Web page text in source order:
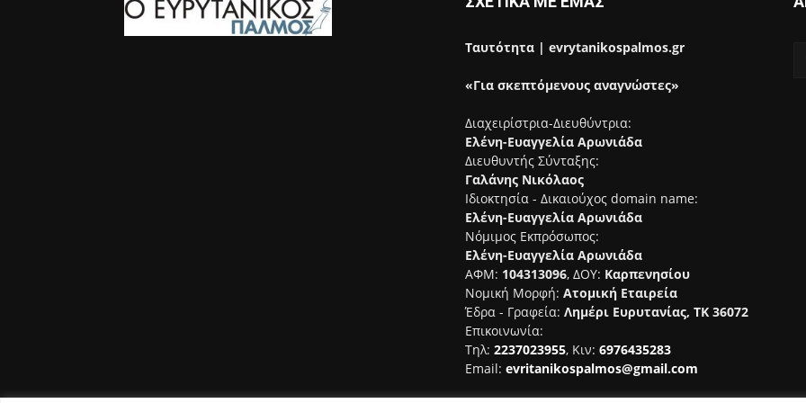
Ταυτότητα | evrytanikospalmos.gr
«Για σκεπτόμενους αναγνώστες»
Διαχειρίστρια-Διευθύντρια:
Ελένη-Ευαγγελία Αρωνιάδα
Διευθυντής Σύνταξης:
Γαλάνης Νικόλαος
Ιδιοκτησία - Δικαιούχος domain name:
Ελένη-Ευαγγελία Αρωνιάδα
Νόμιμος Εκπρόσωπος:
Ελένη-Ευαγγελία Αρωνιάδα
ΑΦΜ: 104313096, ΔΟΥ: Καρπενησίου
Νομική Μορφή: Ατομική Εταιρεία
Έδρα - Γραφεία: Λημέρι Ευρυτανίας, ΤΚ 36072
Επικοινωνία:
Τηλ: 2237023955, Κιν: 6976435283
Email: evritanikospalmos@gmail.com